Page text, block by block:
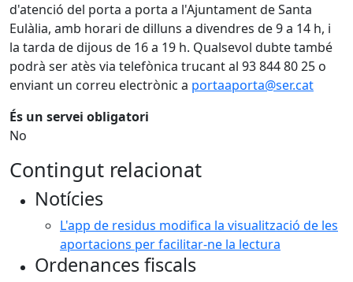
d'atenció del porta a porta a l'Ajuntament de Santa
Eulàlia, amb horari de dilluns a divendres de 9 a 14 h, i
la tarda de dijous de 16 a 19 h. Qualsevol dubte també
podrà ser atès via telefònica trucant al 93 844 80 25 o
enviant un correu electrònic a portaaporta@ser.cat
És un servei obligatori
No
Contingut relacionat
Notícies
L'app de residus modifica la visualització de les
aportacions per facilitar-ne la lectura
Ordenances fiscals